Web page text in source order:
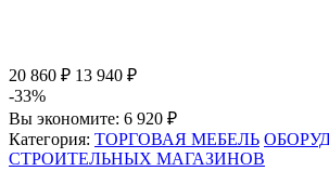
20 860 ₽ 13 940 ₽
-33%
Вы экономите: 6 920 ₽
Категория: ТОРГОВАЯ МЕБЕЛЬ
СТРОИТЕЛЬНЫХ МАГАЗИНОВ